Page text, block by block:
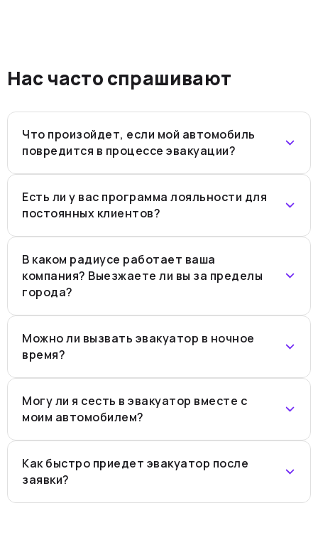
Нас часто спрашивают
Что произойдет, если мой автомобиль
повредится в процессе эвакуации?
Есть ли у вас программа лояльности для
постоянных клиентов?
В каком радиусе работает ваша
компания? Выезжаете ли вы за пределы
города?
Можно ли вызвать эвакуатор в ночное
время?
Могу ли я сесть в эвакуатор вместе с
моим автомобилем?
Как быстро приедет эвакуатор после
заявки?